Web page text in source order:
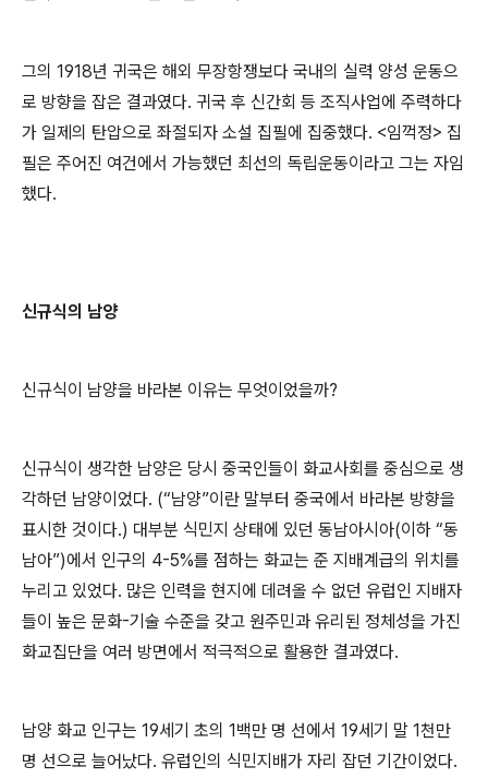
그의 1918년 귀국은 해외 무장항쟁보다 국내의 실력 양성 운동으
로 방향을 잡은 결과였다. 귀국 후 신간회 등 조직사업에 주력하다
가 일제의 탄압으로 좌절되자 소설 집필에 집중했다. <임꺽정> 집
필은 주어진 여건에서 가능했던 최선의 독립운동이라고 그는 자임
했다.
신규식의 남양
신규식이 남양을 바라본 이유는 무엇이었을까?
신규식이 생각한 남양은 당시 중국인들이 화교사회를 중심으로 생
각하던 남양이었다. (“남양”이란 말부터 중국에서 바라본 방향을
표시한 것이다.) 대부분 식민지 상태에 있던 동남아시아(이하 “동
남아”)에서 인구의 4-5%를 점하는 화교는 준 지배계급의 위치를
누리고 있었다. 많은 인력을 현지에 데려올 수 없던 유럽인 지배자
들이 높은 문화-기술 수준을 갖고 원주민과 유리된 정체성을 가진
화교집단을 여러 방면에서 적극적으로 활용한 결과였다.
남양 화교 인구는 19세기 초의 1백만 명 선에서 19세기 말 1천만
명 선으로 늘어났다. 유럽인의 식민지배가 자리 잡던 기간이었다.